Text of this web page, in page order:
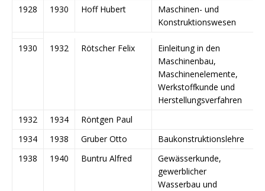
1928
1930 Hoff Hubert
Maschinen- und
Konstruktionswesen
1930 1932 Rötscher Felix
Einleitung in den
Maschinenbau,
Maschinenelemente,
Werkstoffkunde und
Herstellungsverfahren
1932
1934
Röntgen Paul
1934
1938 Gruber Otto
Baukonstruktionslehre
1938
1940 Buntru Alfred
Gewässerkunde,
gewerblicher
Wasserbau und